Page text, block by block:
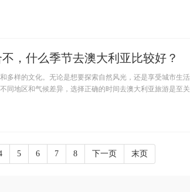
，什么季节去澳大利亚比较好？
多样的文化。无论是想要探索自然风光，还是享受城市生
同地区和气候差异，选择正确的时间去澳大利亚旅游是至关
5 6 7 8 下一页 末页